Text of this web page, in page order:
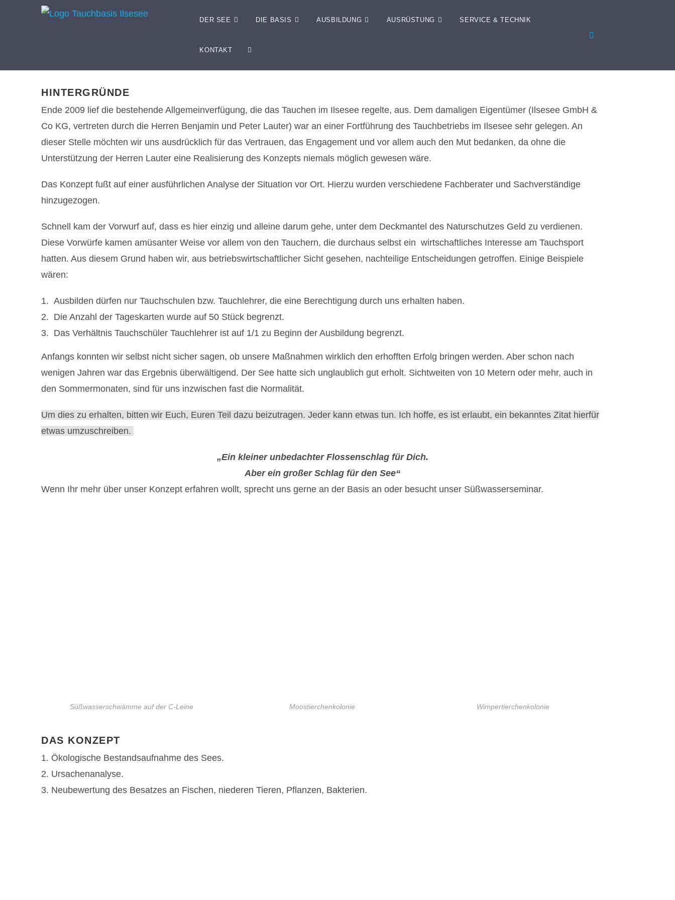
DER SEE DIE BASIS AUSBILDUNG AUSRÜSTUNG SERVICE & TECHNIK
KONTAKT
HINTERGRÜNDE
Ende 2009 lief die bestehende Allgemeinverfügung, die das Tauchen im Ilsesee regelte, aus. Dem damaligen Eigentümer (Ilsesee GmbH &
Co KG, vertreten durch die Herren Benjamin und Peter Lauter) war an einer Fortführung des Tauchbetriebs im Ilsesee sehr gelegen. An
dieser Stelle möchten wir uns ausdrücklich für das Vertrauen, das Engagement und vor allem auch den Mut bedanken, da ohne die
Unterstützung der Herren Lauter eine Realisierung des Konzepts niemals möglich gewesen wäre.
Das Konzept fußt auf einer ausführlichen Analyse der Situation vor Ort. Hierzu wurden verschiedene Fachberater und Sachverständige
hinzugezogen.
Schnell kam der Vorwurf auf, dass es hier einzig und alleine darum gehe, unter dem Deckmantel des Naturschutzes Geld zu verdienen.
Diese Vorwürfe kamen amüsanter Weise vor allem von den Tauchern, die durchaus selbst ein wirtschaftliches Interesse am Tauchsport
hatten. Aus diesem Grund haben wir, aus betriebswirtschaftlicher Sicht gesehen, nachteilige Entscheidungen getroffen. Einige Beispiele
wären:
Ausbilden dürfen nur Tauchschulen bzw. Tauchlehrer, die eine Berechtigung durch uns erhalten haben.
Die Anzahl der Tageskarten wurde auf 50 Stück begrenzt.
Das Verhältnis Tauchschüler Tauchlehrer ist auf 1/1 zu Beginn der Ausbildung begrenzt.
Anfangs konnten wir selbst nicht sicher sagen, ob unsere Maßnahmen wirklich den erhofften Erfolg bringen werden. Aber schon nach
wenigen Jahren war das Ergebnis überwältigend. Der See hatte sich unglaublich gut erholt. Sichtweiten von 10 Metern oder mehr, auch in
den Sommermonaten, sind für uns inzwischen fast die Normalität.
Um dies zu erhalten, bitten wir Euch, Euren Teil dazu beizutragen. Jeder kann etwas tun. Ich hoffe, es ist erlaubt, ein bekanntes Zitat hierfür
etwas umzuschreiben.
„Ein kleiner unbedachter Flossenschlag für Dich.
Aber ein großer Schlag für den See“
Wenn Ihr mehr über unser Konzept erfahren wollt, sprecht uns gerne an der Basis an oder besucht unser Süßwasserseminar.
Süßwasserschwämme auf der C-Leine Moostierchenkolonie Wimpertierchenkolonie
DAS KONZEPT
1. Ökologische Bestandsaufnahme des Sees.
2. Ursachenanalyse.
3. Neubewertung des Besatzes an Fischen, niederen Tieren, Pflanzen, Bakterien.